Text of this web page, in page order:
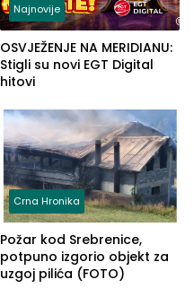
Najnovije
OSVJEŽENJE NA MERIDIANU:
Stigli su novi EGT Digital
hitovi
Crna Hronika
Požar kod Srebrenice,
potpuno izgorio objekt za
uzgoj pilića (FOTO)